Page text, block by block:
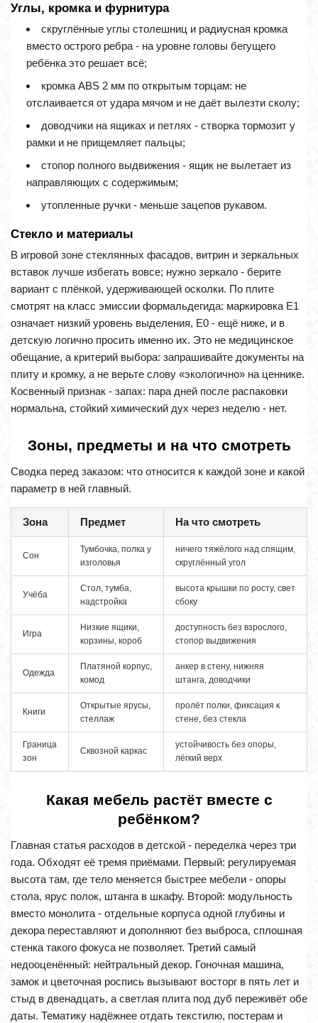
Углы, кромка и фурнитура
скруглённые углы столешниц и радиусная кромка
вместо острого ребра - на уровне головы бегущего
ребёнка это решает всё;
кромка ABS 2 мм по открытым торцам: не
отслаивается от удара мячом и не даёт вылезти сколу;
доводчики на ящиках и петлях - створка тормозит у
рамки и не прищемляет пальцы;
стопор полного выдвижения - ящик не вылетает из
направляющих с содержимым;
утопленные ручки - меньше зацепов рукавом.
Стекло и материалы
В игровой зоне стеклянных фасадов, витрин и зеркальных
вставок лучше избегать вовсе; нужно зеркало - берите
вариант с плёнкой, удерживающей осколки. По плите
смотрят на класс эмиссии формальдегида: маркировка Е1
означает низкий уровень выделения, Е0 - ещё ниже, и в
детскую логично просить именно их. Это не медицинское
обещание, а критерий выбора: запрашивайте документы на
плиту и кромку, а не верьте слову «экологично» на ценнике.
Косвенный признак - запах: пара дней после распаковки
нормальна, стойкий химический дух через неделю - нет.
Зоны, предметы и на что смотреть
Сводка перед заказом: что относится к каждой зоне и какой
параметр в ней главный.
Зона Предмет На что смотреть
Сон
Тумбочка, полка у
изголовья
ничего тяжёлого над спящим,
скруглённый угол
Учёба
Стол, тумба,
надстройка
высота крышки по росту, свет
сбоку
Игра
Низкие ящики,
корзины, короб
доступность без взрослого,
стопор выдвижения
Одежда
Платяной корпус,
комод
анкер в стену, нижняя
штанга, доводчики
Книги
Открытые ярусы,
стеллаж
пролёт полки, фиксация к
стене, без стекла
Граница
зон
Сквозной каркас
устойчивость без опоры,
лёгкий верх
Какая мебель растёт вместе с
ребёнком?
Главная статья расходов в детской - переделка через три
года. Обходят её тремя приёмами. Первый: регулируемая
высота там, где тело меняется быстрее мебели - опоры
стола, ярус полок, штанга в шкафу. Второй: модульность
вместо монолита - отдельные корпуса одной глубины и
декора переставляют и дополняют без выброса, сплошная
стенка такого фокуса не позволяет. Третий самый
недооценённый: нейтральный декор. Гоночная машина,
замок и цветочная роспись вызывают восторг в пять лет и
стыд в двенадцать, а светлая плита под дуб переживёт обе
даты. Тематику надёжнее отдать текстилю, постерам и